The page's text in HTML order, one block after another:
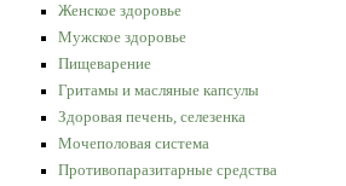
Женское здоровье
Мужское здоровье
Пищеварение
Гритамы и масляные капсулы
Здоровая печень, селезенка
Мочеполовая система
Противопаразитарные средства